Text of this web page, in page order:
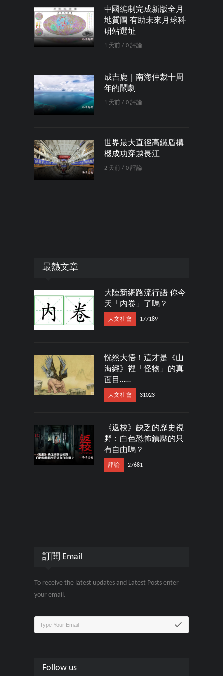
中國編制完成新版全月
地質圖 有助未來月球科
研站選址
1 天前 / 0 評論
成吉鹿｜南海仲裁十周
年的鬧劇
1 天前 / 0 評論
世界最大直徑高鐵盾構
機成功穿越長江
2 天前 / 0 評論
最熱文章
大陸新網路流行語 你今
天「內卷」了嗎？
人文社會 177189
恍然大悟！這才是《山
海經》裡「怪物」的真
面目……
人文社會 31023
《返校》缺乏的歷史視
野：白色恐怖鎮壓的只
有自由嗎？
評論 27681
訂閱 Email
To receive the latest updates and Latest Posts enter
your email.
Follow us